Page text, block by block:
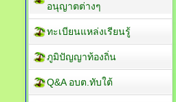
อนุญาตต่างๆ
ทะเบียนแหล่งเรียนรู้
ภูมิปัญญาท้องถิ่น
Q&A อบต.ทับใต้